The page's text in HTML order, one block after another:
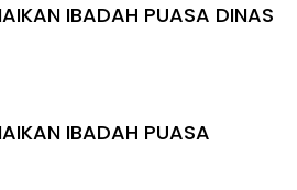
IBADAH PUASA DINAS
IBADAH PUASA